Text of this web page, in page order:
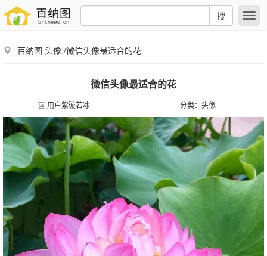
搜
百纳图 头像 /微信头像最适合的花
微信头像最适合的花
用户紫璇若冰 分类： 头像